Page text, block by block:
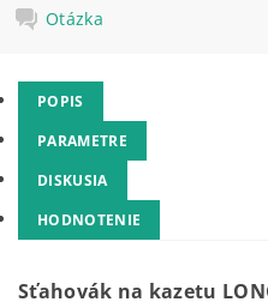
Otázka
POPIS
PARAMETRE
DISKUSIA
HODNOTENIE
Sťahovák na kazetu